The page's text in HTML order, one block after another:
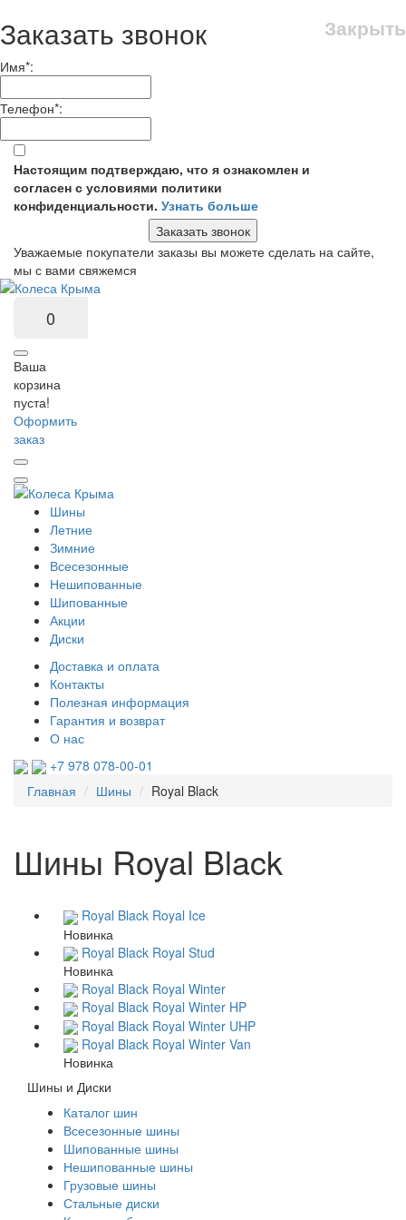
Закрыть
Заказать звонок
Имя*:
Телефон*:
Настоящим подтверждаю, что я ознакомлен и
согласен с условиями политики
конфиденциальности. Узнать больше
Заказать звонок
Уважаемые покупатели заказы вы можете сделать на сайте,
мы с вами свяжемся
0
Ваша
корзина
пуста!
Оформить
заказ
Шины
Летние
Зимние
Всесезонные
Нешипованные
Шипованные
Акции
Диски
Доставка и оплата
Контакты
Полезная информация
Гарантия и возврат
О нас
+7 978 078-00-01
Главная
Шины Royal Black
Шины Royal Black
Royal Black Royal Ice
Новинка
Royal Black Royal Stud
Новинка
Royal Black Royal Winter
Royal Black Royal Winter HP
Royal Black Royal Winter UHP
Royal Black Royal Winter Van
Новинка
Шины и Диски
Каталог шин
Всесезонные шины
Шипованные шины
Нешипованные шины
Грузовые шины
Стальные диски